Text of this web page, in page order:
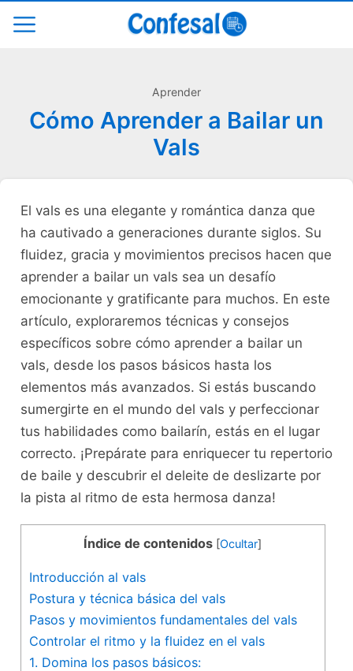
Aprender
Cómo Aprender a Bailar un
Vals
El⁤ vals es una‍ elegante y⁣ romántica​ danza que
ha cautivado a⁣ generaciones durante siglos. Su
fluidez, gracia y movimientos precisos hacen que
aprender a bailar un vals sea un desafío
emocionante y gratificante⁤ para muchos. En este
​artículo, exploraremos técnicas y consejos
específicos ⁤sobre cómo aprender ‍a⁣ bailar un
vals, desde los pasos básicos hasta los
elementos​ más avanzados. Si ​estás‌ buscando
sumergirte en el mundo del vals y perfeccionar
tus habilidades como⁣ bailarín, ⁣estás en el ‍lugar
correcto. ¡Prepárate para enriquecer tu repertorio
de baile y descubrir⁣ el deleite de deslizarte por
la pista al ritmo de esta hermosa danza!
Índice de contenidos [Ocultar]
Introducción al​ vals
Postura y técnica básica del vals
Pasos y movimientos fundamentales del vals
Controlar el ritmo y la fluidez en el vals
1. Domina los pasos básicos: